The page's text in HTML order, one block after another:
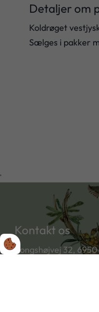
Detaljer om
Koldrøget
Sælges i pakker
'
Kontakt os
Kongshøjvej 32,